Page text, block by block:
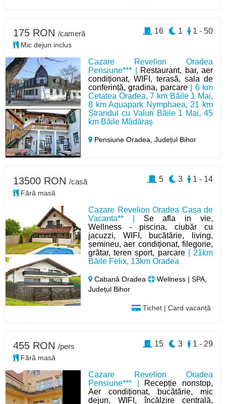
Cazare Revelion Oradea
Pensiune*** |
Restaurant, bar, aer
condiționat, WIFI, terasă, sala de
conferință, gradina, parcare| 6 km
Cetatea Oradea, 7 km Băile 1 Mai,
8 km Aquapark Nymphaea, 21 km
Ștrandul cu Valuri Băile 1 Mai, 45
km Băile Mădăraș
Pensiune Oradea,Județul Bihor
175 RON /cameră
Mic dejun inclus
1 - 50
1
16
Cazare Revelion Oradea Casa de
Vacanta** | Se afla in vie,
Wellness - piscina, ciubăr cu
jacuzzi, WIFI, bucătărie, living,
șemineu, aer condiționat, filegorie,
grătar, teren sport, parcare| 21km
Băile Felix, 13km Oradea
Cabană Oradea
Wellness | SPA,
Județul Bihor
Tichet | Card vacanță
13500 RON /casă
Fără masă
1 - 14
3
5
Cazare Revelion Oradea
Pensiune*** | Recepție nonstop,
Aer condiționat, bucătărie, mic
dejun, WIFI, încălzire centrală,
455 RON /pers
Fără masă
1 - 29
3
15